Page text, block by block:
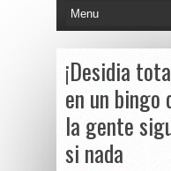
¡Desidia
en un bingo
la gente
si nada